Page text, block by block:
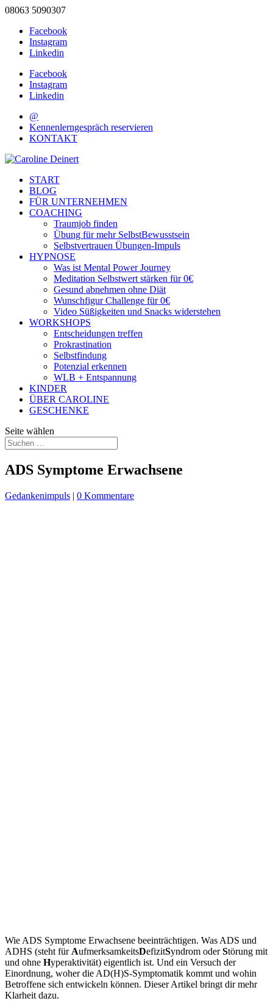
08063 5090307
Facebook
Instagram
Linkedin
Facebook
Instagram
Linkedin
@
Kennenlerngespräch reservieren
KONTAKT
START
BLOG
FÜR UNTERNEHMEN
COACHING
Traumjob finden
Übung für mehr SelbstBewusstsein
Selbstvertrauen Übungen-Impuls
HYPNOSE
Was ist Mental Power Journey
Meditation Selbstwert stärken für 0€
Gesund abnehmen ohne Diät
Wunschfigur Challenge für 0€
Video Süßigkeiten und Snacks widerstehen
WORKSHOPS
Entscheidungen treffen
Prokrastination
Selbstfindung
Potenzial erkennen
WLB + Entspannung
KINDER
ÜBER CAROLINE
GESCHENKE
Seite wählen
ADS Symptome Erwachsene
Gedankenimpuls | 0 Kommentare
Wie ADS Symptome Erwachsene beeinträchtigen. Was ADS und
ADHS (steht für AufmerksamkeitsDefizitSyndrom oderStörung mit
und ohne Hyperaktivität) eigentlich ist. Und ein Versuch der
Einordnung, woher die AD(H)S-Symptomatik kommt und wohin
Betroffene sich entwickeln können. Dieser Artikel bringt dir mehr
Klarheit dazu.